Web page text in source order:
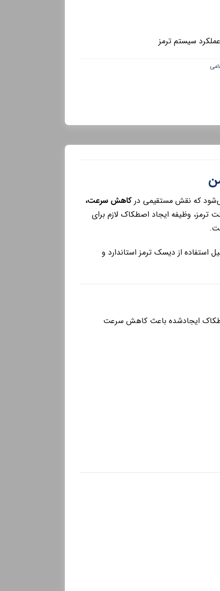
سیستم ترمز
که نقش مستقیمی در کاهش سرعت،
ترمز، وظیفه ایجاد اصطکاک لازم برای
دلیل استفاده از دیسک ترمز استاندارد و
ایجادشده باعث کاهش سرعت